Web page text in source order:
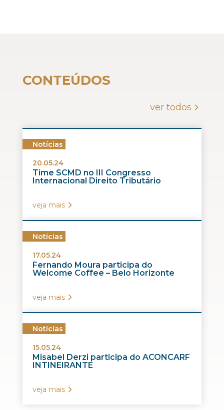
CONTEÚDOS
ver todos
Notícias
20.05.24
Time SCMD no III Congresso
Internacional Direito Tributário
veja mais
Notícias
17.05.24
Fernando Moura participa do
Welcome Coffee – Belo Horizonte
veja mais
Notícias
15.05.24
Misabel Derzi participa do ACONCARF
INTINEIRANTE
veja mais